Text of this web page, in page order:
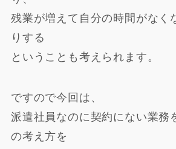
残業が増えて自分の時間がなく
りする
ということも考えられます。
ですので今回は、
派遣社員なのに契約にない業務
の考え方を